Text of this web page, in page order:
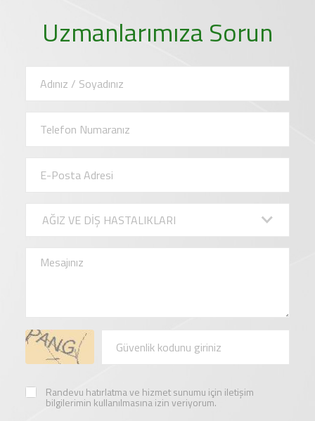
Uzmanlarımıza Sorun
AĞIZ VE DİŞ HASTALIKLARI
Randevu hatırlatma ve hizmet sunumu için iletişim
bilgilerimin kullanılmasına izin veriyorum.